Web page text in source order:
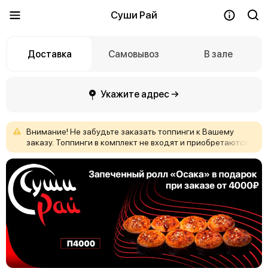
Суши Рай
Доставка Самовывоз В зале
Укажите адрес →
Внимание! Не забудьте заказать топпинги кВашему
заказу. Топпинги в комплектне входяти приобретаются
отдельно!